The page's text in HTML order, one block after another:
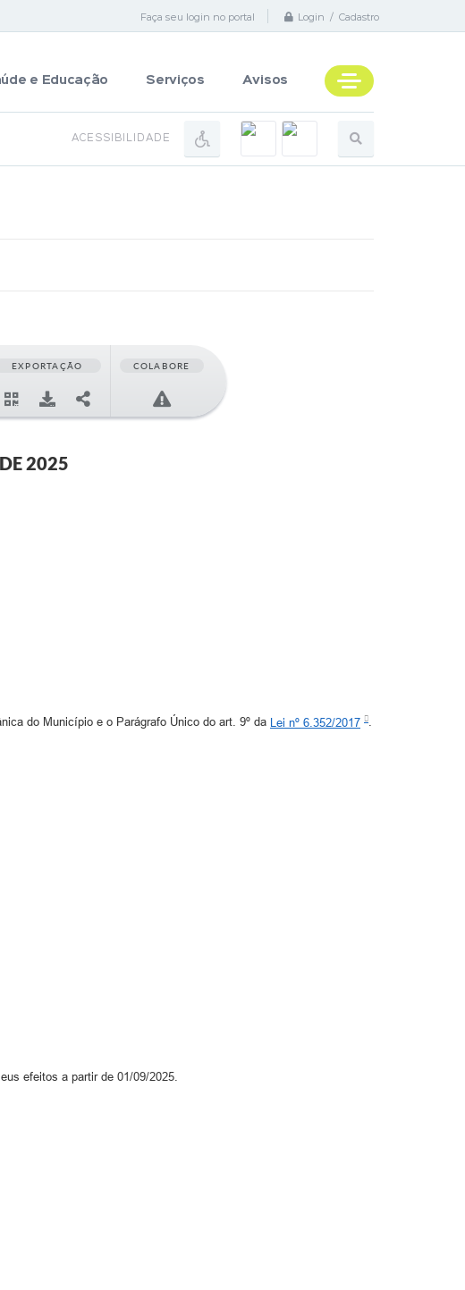
Faça seu login no portal Login / Cadastro
e Educação Serviços Avisos
ACESSIBILIDADE
EXPORTAÇÃO COLABORE
2025
do Município e o Parágrafo Único do art. 9º da Lei nº 6.352/2017 .
efeitos a partir de 01/09/2025.